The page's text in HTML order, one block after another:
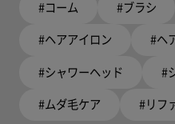
#コーム #ブラシ
#ヘアアイロン #ヘ
#シャワーヘッド #
#ムダ毛ケア #リフ